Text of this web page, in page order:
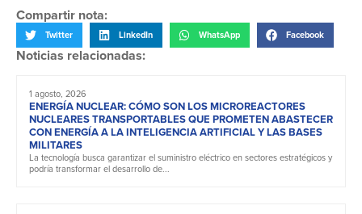
Compartir nota:
Twitter LinkedIn WhatsApp Facebook
Noticias relacionadas:
1 agosto, 2026
ENERGÍA NUCLEAR: CÓMO SON LOS MICROREACTORES
NUCLEARES TRANSPORTABLES QUE PROMETEN ABASTECER
CON ENERGÍA A LA INTELIGENCIA ARTIFICIAL Y LAS BASES
MILITARES
La tecnología busca garantizar el suministro eléctrico en sectores estratégicos y
podría transformar el desarrollo de...